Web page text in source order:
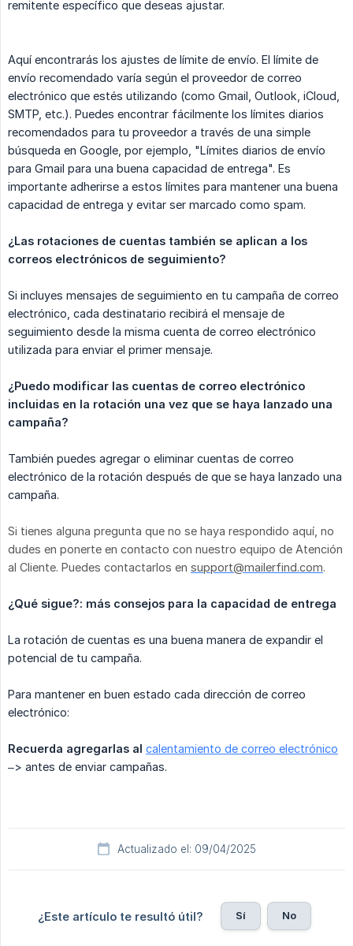
remitente específico que deseas ajustar.
Aquí encontrarás los ajustes de límite de envío. El límite de
envío recomendado varía según el proveedor de correo
electrónico que estés utilizando (como Gmail, Outlook, iCloud,
SMTP, etc.). Puedes encontrar fácilmente los límites diarios
recomendados para tu proveedor a través de una simple
búsqueda en Google, por ejemplo, "Límites diarios de envío
para Gmail para una buena capacidad de entrega". Es
importante adherirse a estos límites para mantener una buena
capacidad de entrega y evitar ser marcado como spam.
¿Las rotaciones de cuentas también se aplican a los
correos electrónicos de seguimiento?
Si incluyes mensajes de seguimiento en tu campaña de correo
electrónico, cada destinatario recibirá el mensaje de
seguimiento desde la misma cuenta de correo electrónico
utilizada para enviar el primer mensaje.
¿Puedo modificar las cuentas de correo electrónico
incluidas en la rotación una vez que se haya lanzado una
campaña?
También puedes agregar o eliminar cuentas de correo
electrónico de la rotación después de que se haya lanzado una
campaña.
Si tienes alguna pregunta que no se haya respondido aquí, no
dudes en ponerte en contacto con nuestro equipo de Atención
al Cliente. Puedes contactarlos en support@mailerfind.com.
¿Qué sigue?: más consejos para la capacidad de entrega
La rotación de cuentas es una buena manera de expandir el
potencial de tu campaña.
Para mantener en buen estado cada dirección de correo
electrónico:
Recuerda agregarlas al calentamiento de correo electrónico
–> antes de enviar campañas.
Actualizado el: 09/04/2025
¿Este artículo te resultó útil? Sí No